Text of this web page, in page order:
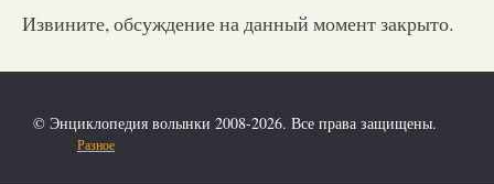
Извините, обсуждение на данный момент закрыто.
© Энциклопедия волынки 2008-2026. Все права защищены.
Разное